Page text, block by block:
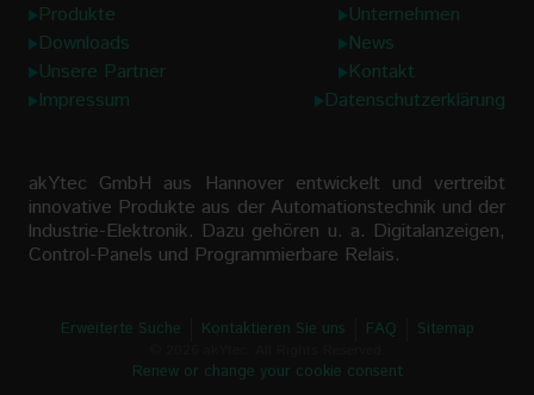
Produkte
Unternehmen
Downloads
News
Unsere Partner
Kontakt
Impressum
Datenschutzerklärung
akYtec GmbH aus Hannover entwickelt und vertreibt
innovative Produkte aus der Automationstechnik und der
lndustrie-Elektronik. Dazu gehören u. a. Digitalanzeigen,
Control-Panels und Programmierbare Relais.
Erweiterte Suche Kontaktieren Sie uns FAQ Sitemap
Renew or change your cookie consent